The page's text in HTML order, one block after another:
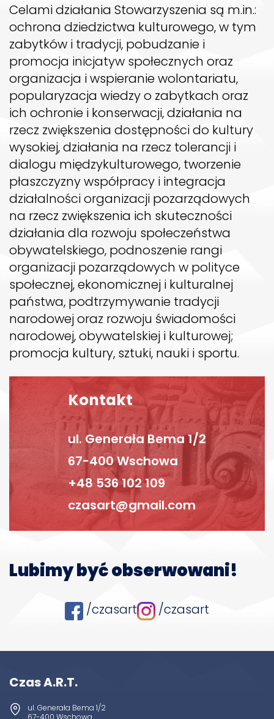
Celami działania Stowarzyszenia są m.in.:
ochrona dziedzictwa kulturowego, w tym
zabytków i tradycji, pobudzanie i
promocja inicjatyw społecznych oraz
organizacja i wspieranie wolontariatu,
popularyzacja wiedzy o zabytkach oraz
ich ochronie i konserwacji, działania na
rzecz zwiększenia dostępności do kultury
wysokiej, działania na rzecz tolerancji i
dialogu międzykulturowego, tworzenie
płaszczyzny współpracy i integracja
działalności organizacji pozarządowych
na rzecz zwiększenia ich skuteczności
działania dla rozwoju społeczeństwa
obywatelskiego, podnoszenie rangi
organizacji pozarządowych w polityce
społecznej, ekonomicznej i kulturalnej
państwa, podtrzymywanie tradycji
narodowej oraz rozwoju świadomości
narodowej, obywatelskiej i kulturowej;
promocja kultury, sztuki, nauki i sportu.
Kontakt
ul. Generała Bema 1/2
67-400 Wschowa
+48 536 102 109
czasart@gmail.com
Lubimy być obserwowani!
/czasart /czasart
Czas A.R.T.
ul. Generała Bema 1/2